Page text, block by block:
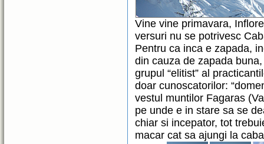
Vine vine primavara,
versuri nu se potrivesc
Pentru ca inca e zapada,
din cauza de zapada
grupul “elitist” al
doar cunoscatorilor:
vestul muntilor Fagaras
pe unde e in stare sa se
chiar si incepator, tot
macar cat sa ajungi la